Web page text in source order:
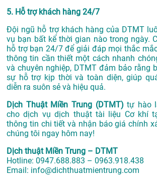
5. Hỗ trợ khách hàng 24/7
Đội ngũ hỗ trợ khách hàng của DTMT
vụ bạn bất kể thời gian nào trong ngày.
hỗ trợ bạn 24/7 để giải đáp mọi thắc
thông tin cần thiết một cách nhanh
và chuyên nghiệp, DTMT đảm bảo rằng
sự hỗ trợ kịp thời và toàn diện, giúp
diễn ra suôn sẻ và hiệu quả.
Dịch Thuật Miền Trung (DTMT) tự hào
cho dịch vụ dịch thuật tài liệu Cơ khí
thông tin chi tiết và nhận báo giá chính
chúng tôi ngay hôm nay!
Dịch thuật Miền Trung – DTMT
Hotline: 0947.688.883 – 0963.918.438
Email: info@dichthuatmientrung.com